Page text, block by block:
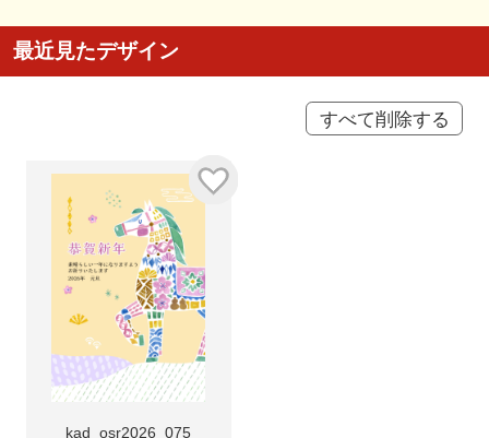
最近見たデザイン
すべて削除する
kad_osr2026_075